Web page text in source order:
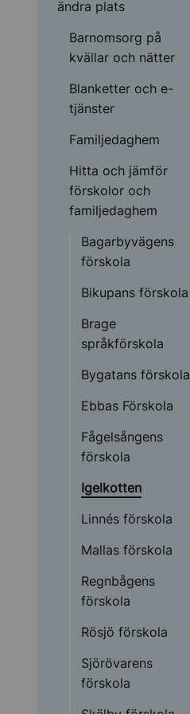
ändra plats
Barnomsorg på
kvällar och nätter
Blanketter och e-
tjänster
Familjedaghem
Hitta och jämför
förskolor och
familjedaghem
Bagarbyvägens
förskola
Bikupans förskola
Brage
språkförskola
Bygatans förskola
Ebbas Förskola
Fågelsångens
förskola
Igelkotten
Linnés förskola
Mallas förskola
Regnbågens
förskola
Rösjö förskola
Sjörövarens
förskola